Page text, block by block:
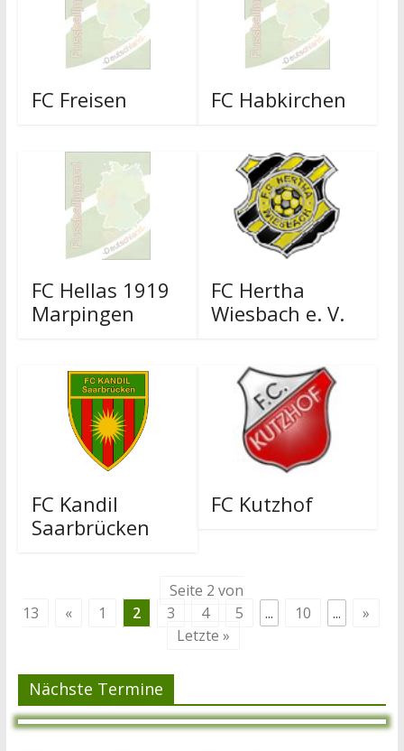
FC Freisen FC Habkirchen
FC Hellas 1919
Marpingen
FC Hertha
Wiesbach e. V.
FC Kandil
Saarbrücken
FC Kutzhof
Seite 2 von
13
« 1 2 3 4 5 ... 10 ...
»
Letzte »
Nächste Termine